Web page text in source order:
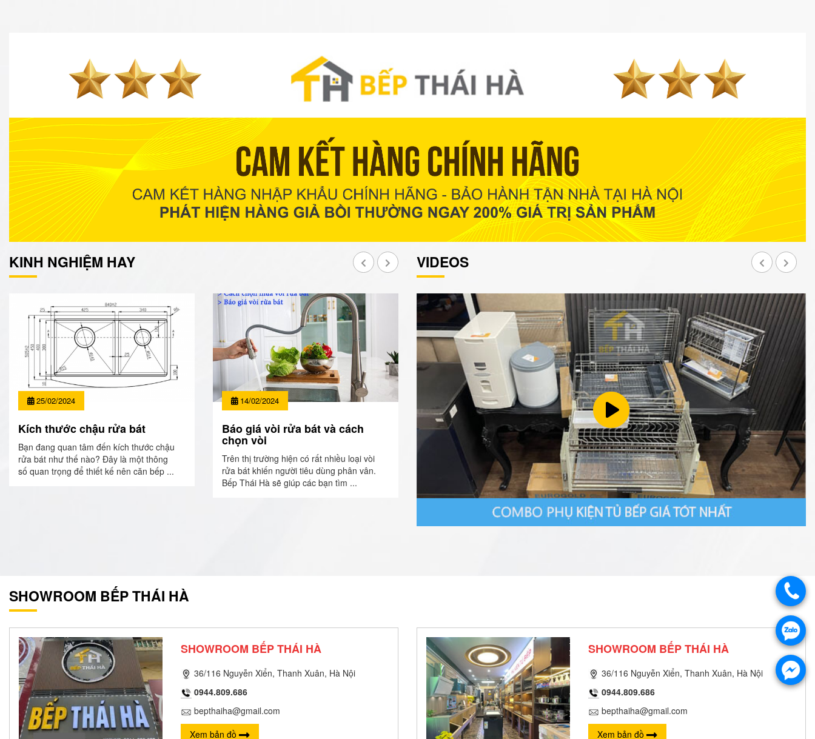
KINH NGHIỆM HAY
25/02/2024
Kích thước chậu rửa bát
Bạn đang quan tâm đến kích thước chậu
rửa bát như thế nào? Đây là một thông
số quan trọng để thiết kế nên căn bếp ...
14/02/2024
Báo giá vòi rửa bát và cách
chọn vòi
Trên thị trường hiện có rất nhiều loại vòi
rửa bát khiến người tiêu dùng phân vân.
Bếp Thái Hà sẽ giúp các bạn tìm ...
VIDEOS
SHOWROOM BẾP THÁI HÀ
SHOWROOM BẾP THÁI HÀ
36/116 Nguyễn Xiển, Thanh Xuân, Hà Nội
0944.809.686
bepthaiha@gmail.com
Xem bản đồ
SHOWROOM BẾP THÁI HÀ
36/116 Nguyễn Xiển, Thanh Xuân, Hà Nội
0944.809.686
bepthaiha@gmail.com
Xem bản đồ